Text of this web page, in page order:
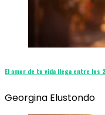
El amor de tu vida llega entre los
Georgina Elustondo